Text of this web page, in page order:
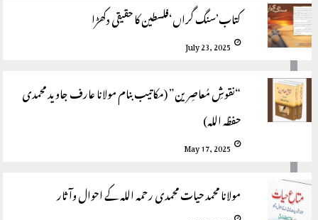
کتاب’سنگ گراں‘فلسطین کا حقیقی دکھڑا
July 23, 2025
“نقوشِ مُعاصِرین” (مکاتیب بنام مولانا عارف جاوید محمدی
حفظہ اللہ)
May 17, 2025
مولانا محمد حیات محمدی رحمہ اللہ کے احوال وآثار